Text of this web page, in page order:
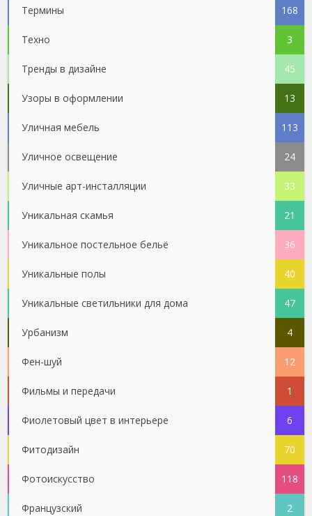
Термины 168
Техно 3
Тренды в дизайне 45
Узоры в оформлении 13
Уличная мебель 113
Уличное освещение 24
Уличные арт-инсталляции 33
Уникальная скамья 21
Уникальное постельное бельё 36
Уникальные полы 40
Уникальные светильники для дома 47
Урбанизм 4
Фен-шуй 12
Фильмы и передачи 1
Фиолетовый цвет в интерьере 6
Фитодизайн 70
Фотоискусство 118
Французский 2